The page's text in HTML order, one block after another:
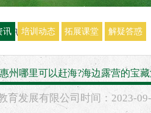
联系我们
讯
讯 培训动态 拓展课堂 解疑答惑
州哪里可以赶海?海边露营的宝
育发展有限公司 时间： 2023-